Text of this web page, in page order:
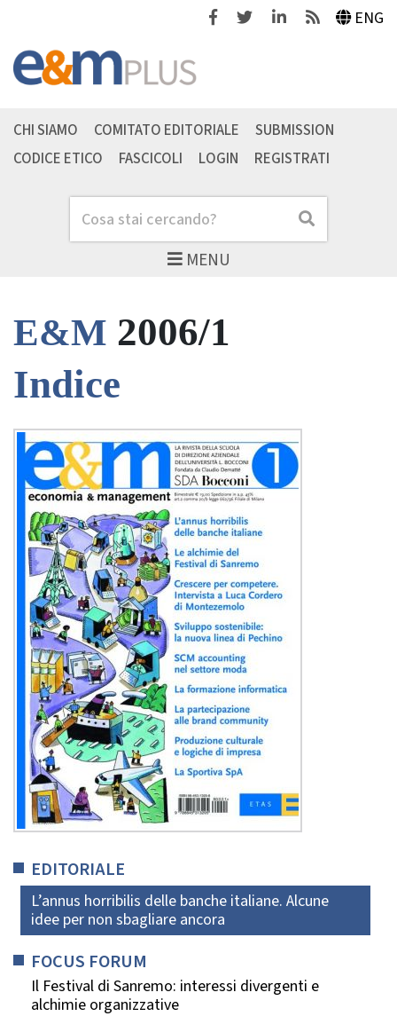
FacebookTwitterLinkedinFeeds ENG
MENU
Cerca Cerca
CHI SIAMO COMITATO EDITORIALE
SUBMISSION
CODICE ETICO
FASCICOLI LOGIN REGISTRATI
E&M 2006/1
Indice
EDITORIALE
L’annus horribilis delle banche italiane. Alcune
idee per non sbagliare ancora
FOCUS FORUM
Il Festival di Sanremo: interessi divergenti e
alchimie organizzative